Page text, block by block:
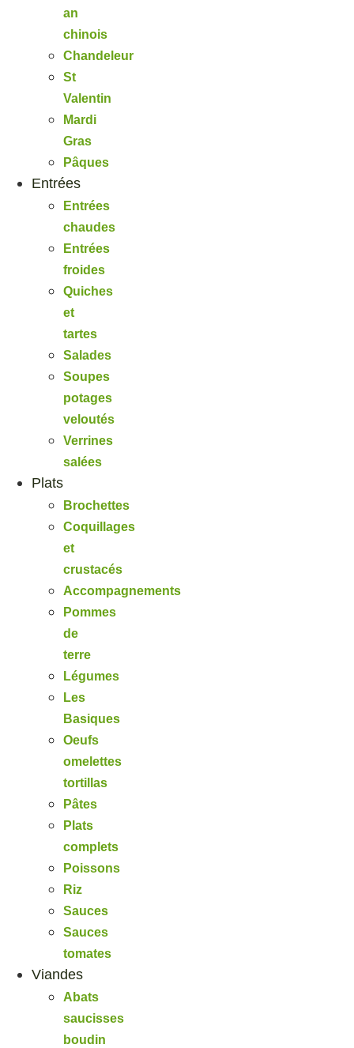
an
chinois
Chandeleur
St
Valentin
Mardi
Gras
Pâques
Entrées
Entrées
chaudes
Entrées
froides
Quiches
et
tartes
Salades
Soupes
potages
veloutés
Verrines
salées
Plats
Brochettes
Coquillages
et
crustacés
Accompagnements
Pommes
de
terre
Légumes
Les
Basiques
Oeufs
omelettes
tortillas
Pâtes
Plats
complets
Poissons
Riz
Sauces
Sauces
tomates
Viandes
Abats
saucisses
boudin